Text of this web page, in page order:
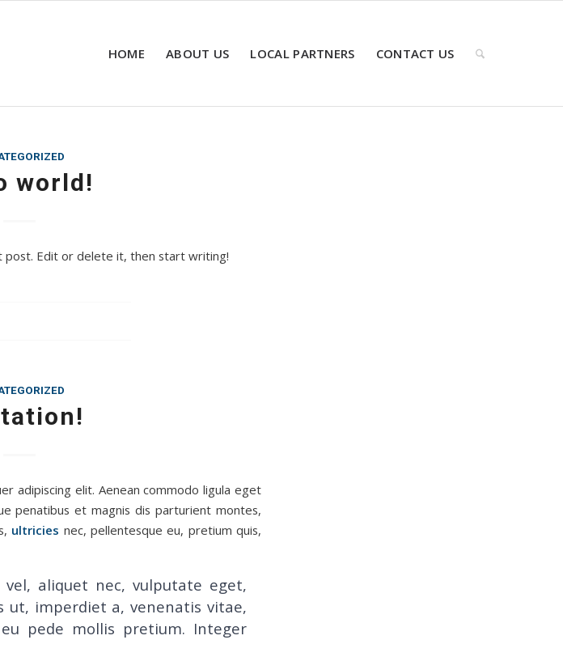
HOME ABOUT US LOCAL PARTNERS CONTACT US
world!
post. Edit or delete it, then start writing!
adipiscing elit. Aenean commodo ligula eget
penatibus et magnis dis parturient montes,
ultricies nec, pellentesque eu, pretium quis,
aliquet nec, vulputate eget,
ut, imperdiet a, venenatis vitae,
pede mollis pretium. Integer